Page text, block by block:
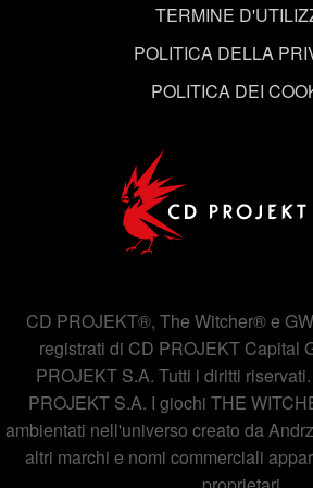
impostare le tue preferenze sono
"Impostazioni" qui sotto.
TERMINE
POLITICA DELLA
POLITICA DEI
CD PROJEKT®, The Witcher® e
registrati di CD PROJEKT Capital
PROJEKT S.A. Tutti i diritti
PROJEKT S.A. I giochi THE
ambientati nell'universo creato da
altri marchi e nomi commerciali